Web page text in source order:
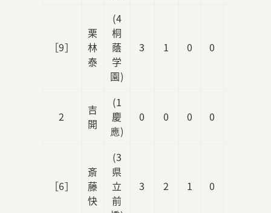
［9］
栗
林
泰
(4
桐
蔭
学
園)
3 1 0 0
2
吉
開
(1
慶
應)
0 0 0 0
［6］
斎
藤
快
(3
県
立
前
3 2 1 0